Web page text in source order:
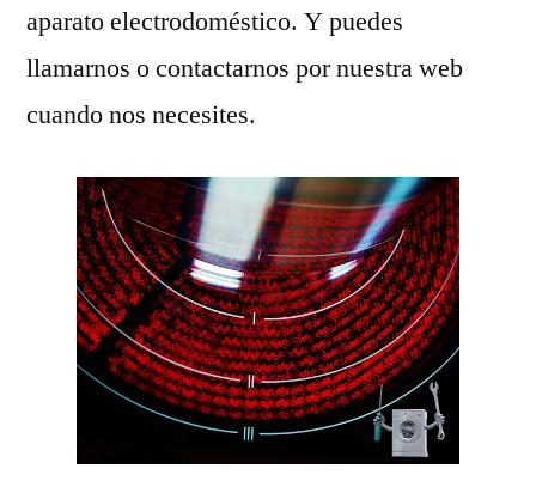
aparato electrodoméstico. Y puedes
llamarnos o contactarnos por nuestra web
cuando nos necesites.